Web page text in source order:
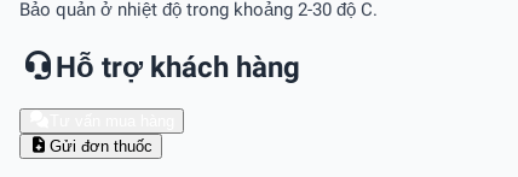
Bảo quản ở nhiệt độ trong khoảng 2-30 độ C.
Hỗ trợ khách hàng
Gửi đơn thuốc